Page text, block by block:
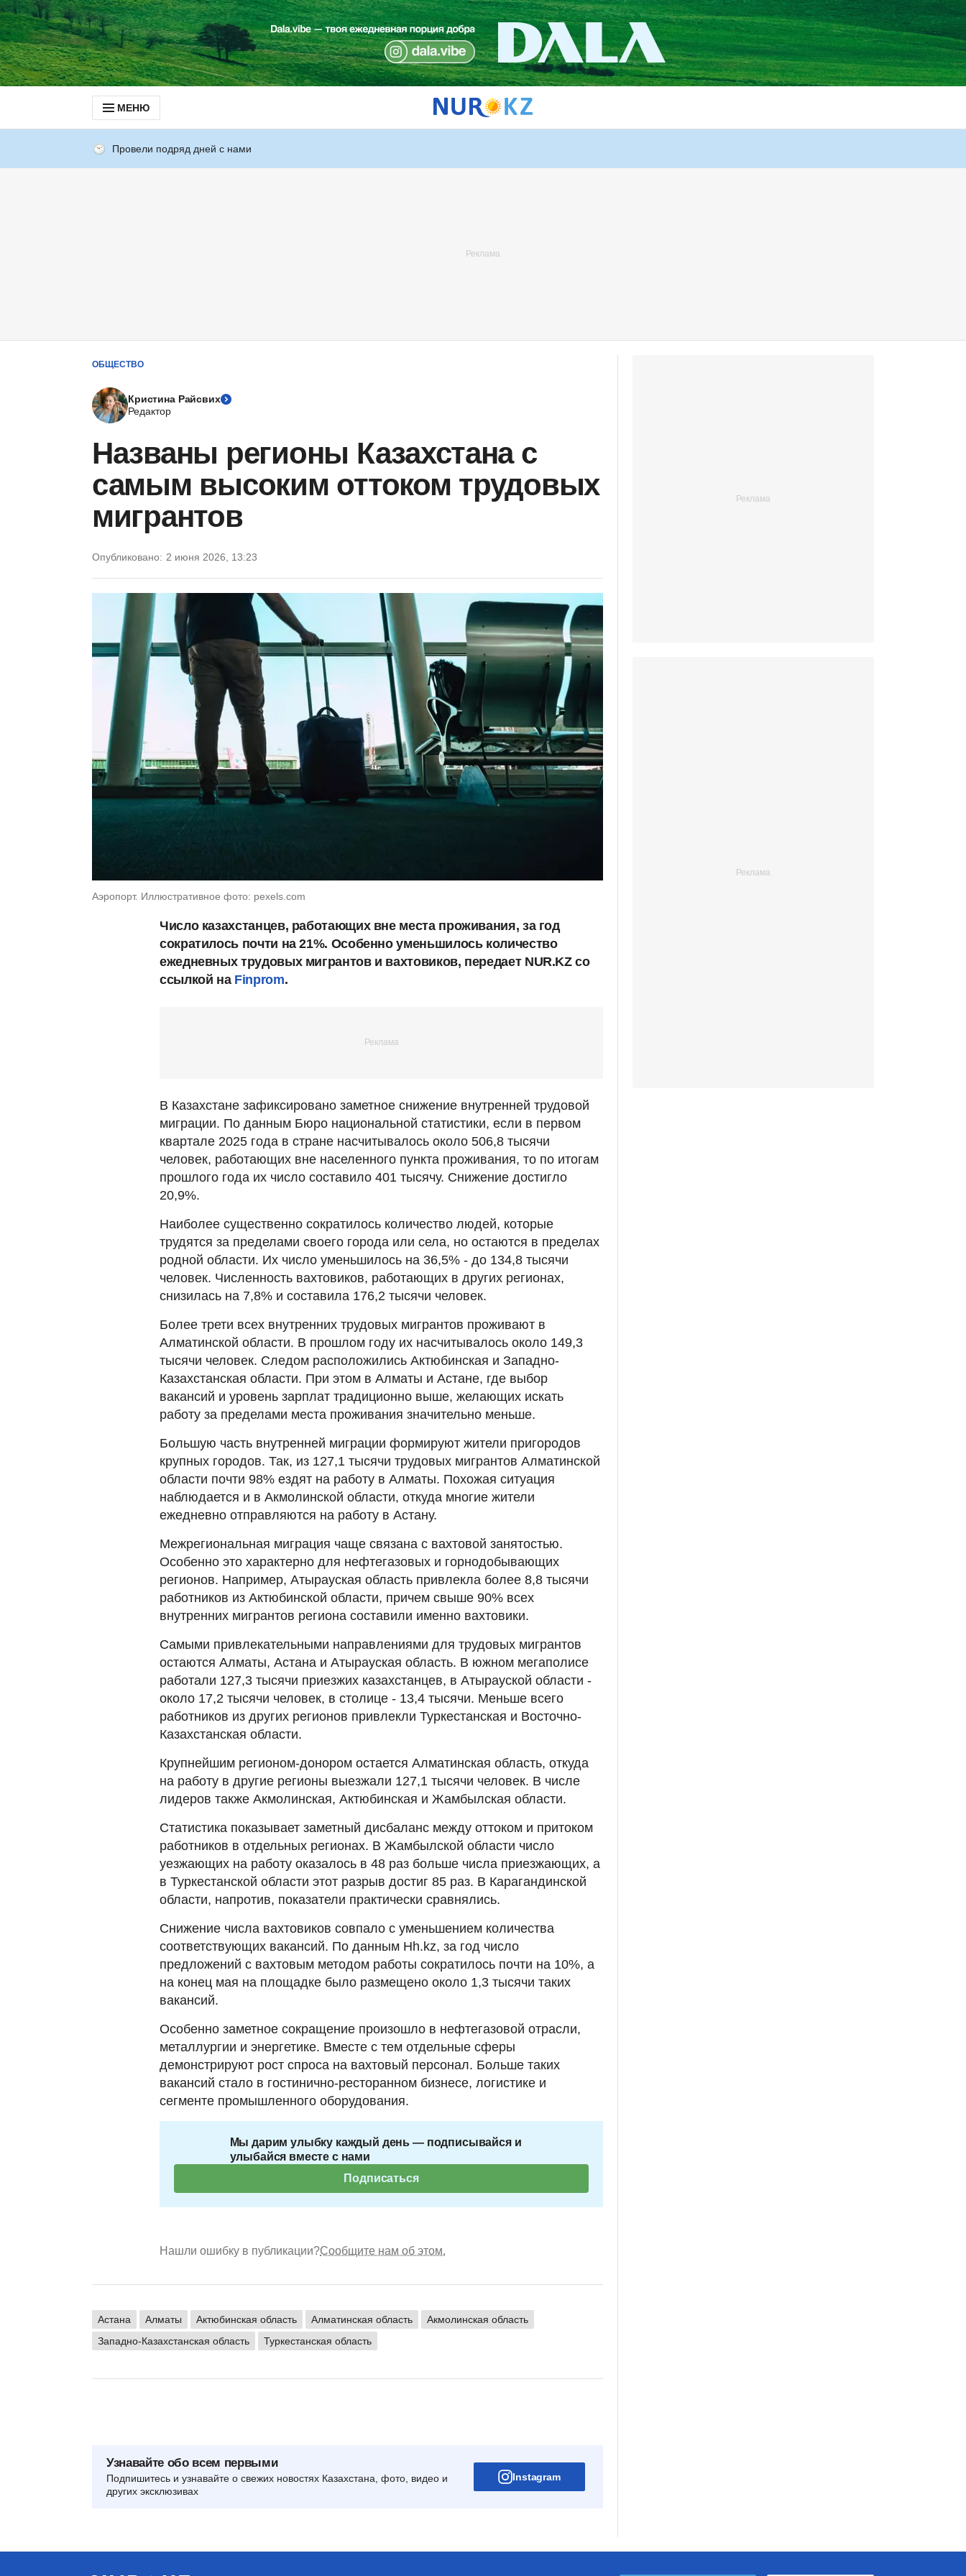
МЕНЮ
Провели подряд дней с нами
ОБЩЕСТВО
Кристина Райсвих
Редактор
Названы регионы Казахстана с
самым высоким оттоком трудовых
мигрантов
Опубликовано: 2 июня 2026, 13:23
Аэропорт. Иллюстративное фото: pexels.com
Число казахстанцев, работающих вне места проживания, за год
сократилось почти на 21%. Особенно уменьшилось количество
ежедневных трудовых мигрантов и вахтовиков, передает NUR.KZ со
ссылкой на Finprom.
В Казахстане зафиксировано заметное снижение внутренней трудовой
миграции. По данным Бюро национальной статистики, если в первом
квартале 2025 года в стране насчитывалось около 506,8 тысячи
человек, работающих вне населенного пункта проживания, то по итогам
прошлого года их число составило 401 тысячу. Снижение достигло
20,9%.
Наиболее существенно сократилось количество людей, которые
трудятся за пределами своего города или села, но остаются в пределах
родной области. Их число уменьшилось на 36,5% - до 134,8 тысячи
человек. Численность вахтовиков, работающих в других регионах,
снизилась на 7,8% и составила 176,2 тысячи человек.
Более трети всех внутренних трудовых мигрантов проживают в
Алматинской области. В прошлом году их насчитывалось около 149,3
тысячи человек. Следом расположились Актюбинская и Западно-
Казахстанская области. При этом в Алматы и Астане, где выбор
вакансий и уровень зарплат традиционно выше, желающих искать
работу за пределами места проживания значительно меньше.
Большую часть внутренней миграции формируют жители пригородов
крупных городов. Так, из 127,1 тысячи трудовых мигрантов Алматинской
области почти 98% ездят на работу в Алматы. Похожая ситуация
наблюдается и в Акмолинской области, откуда многие жители
ежедневно отправляются на работу в Астану.
Межрегиональная миграция чаще связана с вахтовой занятостью.
Особенно это характерно для нефтегазовых и горнодобывающих
регионов. Например, Атырауская область привлекла более 8,8 тысячи
работников из Актюбинской области, причем свыше 90% всех
внутренних мигрантов региона составили именно вахтовики.
Самыми привлекательными направлениями для трудовых мигрантов
остаются Алматы, Астана и Атырауская область. В южном мегаполисе
работали 127,3 тысячи приезжих казахстанцев, в Атырауской области -
около 17,2 тысячи человек, в столице - 13,4 тысячи. Меньше всего
работников из других регионов привлекли Туркестанская и Восточно-
Казахстанская области.
Крупнейшим регионом-донором остается Алматинская область, откуда
на работу в другие регионы выезжали 127,1 тысячи человек. В числе
лидеров также Акмолинская, Актюбинская и Жамбылская области.
Статистика показывает заметный дисбаланс между оттоком и притоком
работников в отдельных регионах. В Жамбылской области число
уезжающих на работу оказалось в 48 раз больше числа приезжающих, а
в Туркестанской области этот разрыв достиг 85 раз. В Карагандинской
области, напротив, показатели практически сравнялись.
Снижение числа вахтовиков совпало с уменьшением количества
соответствующих вакансий. По данным Hh.kz, за год число
предложений с вахтовым методом работы сократилось почти на 10%, а
на конец мая на площадке было размещено около 1,3 тысячи таких
вакансий.
Особенно заметное сокращение произошло в нефтегазовой отрасли,
металлургии и энергетике. Вместе с тем отдельные сферы
демонстрируют рост спроса на вахтовый персонал. Больше таких
вакансий стало в гостинично-ресторанном бизнесе, логистике и
сегменте промышленного оборудования.
Мы дарим улыбку каждый день — подписывайся и
улыбайся вместе с нами
Подписаться
Нашли ошибку в публикации?Сообщите нам об этом.
Астана Алматы Актюбинская область Алматинская область
Акмолинская область
Западно-Казахстанская область
Туркестанская область
Узнавайте обо всем первыми
Подпишитесь и узнавайте о свежих новостях Казахстана, фото, видео и
других эксклюзивах
Instagram